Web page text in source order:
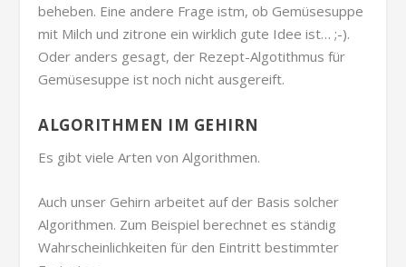
beheben. Eine andere Frage istm, ob Gemüsesuppe
mit Milch und zitrone ein wirklich gute Idee ist… ;-).
Oder anders gesagt, der Rezept-Algotithmus für
Gemüsesuppe ist noch nicht ausgereift.
ALGORITHMEN IM GEHIRN
Es gibt viele Arten von Algorithmen.
Auch unser Gehirn arbeitet auf der Basis solcher
Algorithmen. Zum Beispiel berechnet es ständig
Wahrscheinlichkeiten für den Eintritt bestimmter